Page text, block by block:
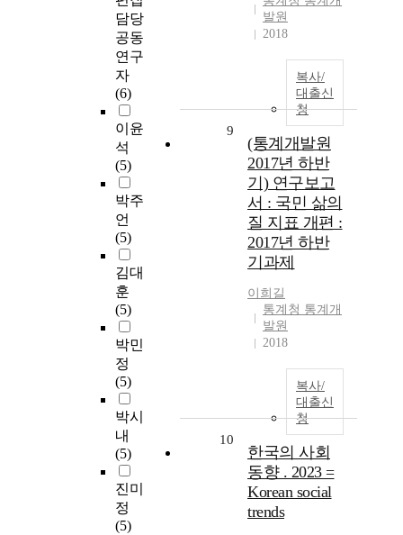
담당
공동
연구
자
(6)
이윤
석
(5)
박주
언
(5)
김대
훈
(5)
박민
정
(5)
박시
내
(5)
진미
정
(5)
발원
2018
복사/
대출신
청
9
(통계개발원
2017년 하반
기) 연구보고
서 : 국민 삶의
질 지표 개편 :
2017년 하반
기과제
이희길
통계청 통계개
발원
2018
복사/
대출신
청
10
한국의 사회
동향 . 2023 =
Korean social
trends